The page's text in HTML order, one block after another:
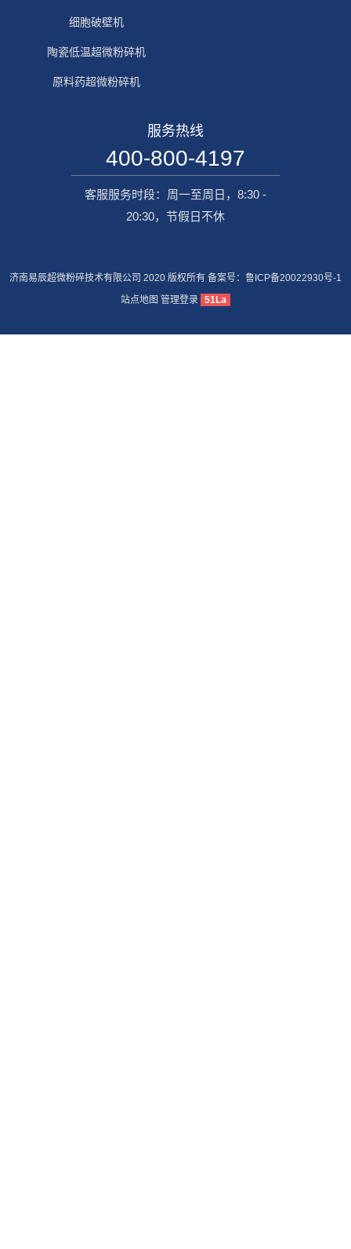
细胞破壁机
陶瓷低温超微粉碎机
原料药超微粉碎机
服务热线
400-800-4197
客服服务时段：周一至周日，8:30 -
20:30，节假日不休
济南易辰超微粉碎技术有限公司 2020 版权所有 备案号： 鲁ICP备20022930号-1
站点地图 管理登录 51La